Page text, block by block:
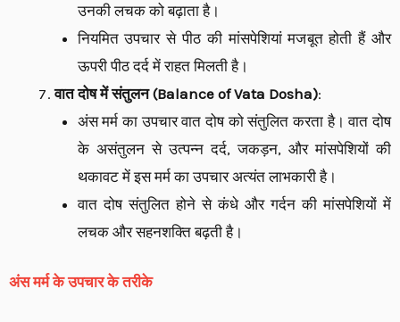
उनकी लचक को बढ़ाता है।
नियमित उपचार से पीठ की मांसपेशियां मजबूत होती हैं और
ऊपरी पीठ दर्द में राहत मिलती है।
वात दोष में संतुलन (Balance of Vata Dosha):
अंस मर्म का उपचार वात दोष को संतुलित करता है। वात दोष
के असंतुलन से उत्पन्न दर्द, जकड़न, और मांसपेशियों की
थकावट में इस मर्म का उपचार अत्यंत लाभकारी है।
वात दोष संतुलित होने से कंधे और गर्दन की मांसपेशियों में
लचक और सहनशक्ति बढ़ती है।
अंस मर्म के उपचार के तरीके